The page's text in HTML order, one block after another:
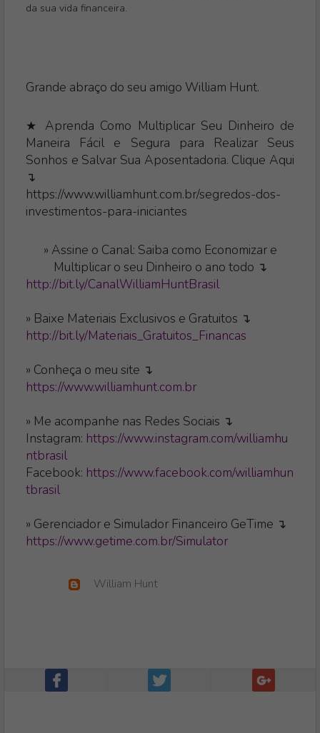
da sua vida financeira.
Grande abraço do seu amigo William Hunt.
★ Aprenda Como Multiplicar Seu Dinheiro de
Maneira Fácil e Segura para Realizar Seus
Sonhos e Salvar Sua Aposentadoria. Clique Aqui
↴
https://www.williamhunt.com.br/segredos-dos-
investimentos-para-iniciantes
» Assine o Canal: Saiba como Economizar e
Multiplicar o seu Dinheiro o ano todo ↴
http://bit.ly/CanalWilliamHuntBrasil
» Baixe Materiais Exclusivos e Gratuitos ↴
http://bit.ly/Materiais_Gratuitos_Financas
» Conheça o meu site ↴
https://www.williamhunt.com.br
» Me acompanhe nas Redes Sociais ↴
Instagram: https://www.instagram.com/williamhu
ntbrasil
Facebook: https://www.facebook.com/williamhun
tbrasil
» Gerenciador e Simulador Financeiro GeTime ↴
https://www.getime.com.br/Simulator
William Hunt